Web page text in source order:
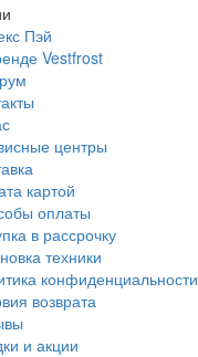
Пэй
Vestfrost
центры
картой
оплаты
в рассрочку
техники
конфиденциальности
возврата
и акции